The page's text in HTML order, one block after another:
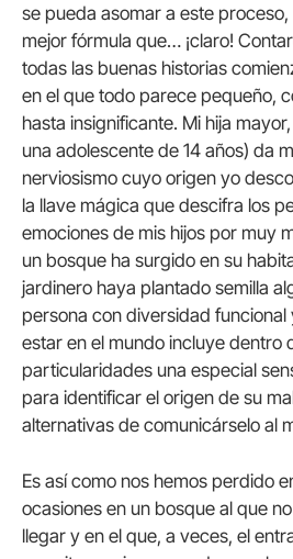
se pueda asomar a este
mejor fórmula que… ¡claro!
todas las buenas historias
en el que todo parece pequeño,
hasta insignificante. Mi hija
una adolescente de 14 años) da
nerviosismo cuyo origen yo
la llave mágica que descifra los
emociones de mis hijos por muy
un bosque ha surgido en su
jardinero haya plantado semilla
persona con diversidad
estar en el mundo incluye dentro
particularidades una especial
para identificar el origen de su
alternativas de comunicárselo al
Es así como nos hemos perdido
ocasiones en un bosque al que
llegar y en el que, a veces, el